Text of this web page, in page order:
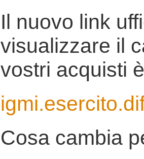
Il nuovo link
visualizzare il
vostri acquisti
Cosa cambia